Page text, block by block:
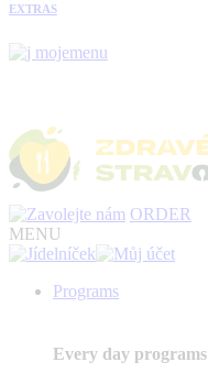
EXTRAS
ORDER
MENU
Programs
Every day programs